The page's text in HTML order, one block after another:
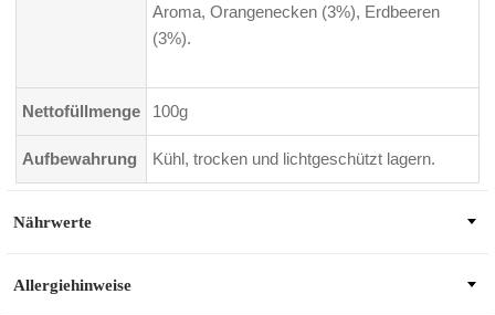
Aroma, Orangenecken (3%), Erdbeeren
(3%).
Nettofüllmenge 100g
Aufbewahrung Kühl, trocken und lichtgeschützt lagern.
Nährwerte
Allergiehinweise